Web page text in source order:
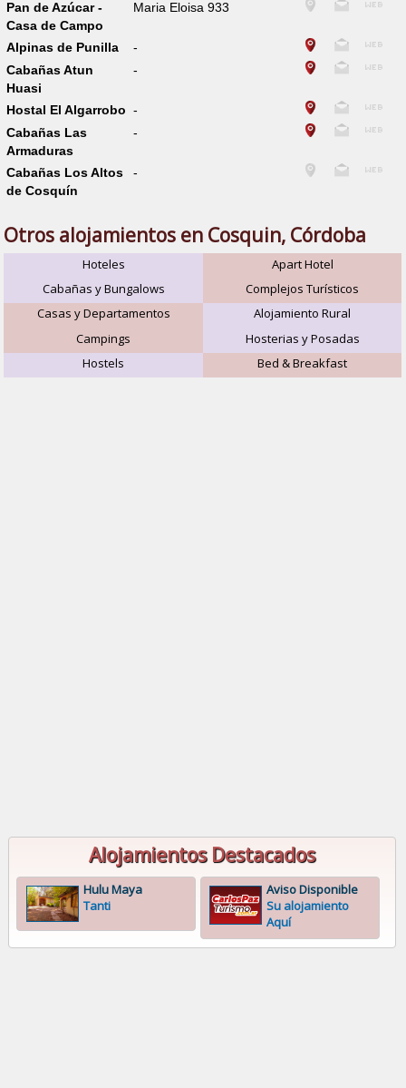
Pan de Azúcar -
Casa de Campo
Maria Eloisa 933
Alpinas de Punilla
-
Cabañas Atun
Huasi
-
Hostal El Algarrobo -
Cabañas Las
Armaduras
-
Cabañas Los Altos
de Cosquín
-
Otros alojamientos en Cosquin, Córdoba
Hoteles
Apart Hotel
Cabañas y Bungalows
Complejos Turísticos
Casas y Departamentos
Alojamiento Rural
Campings
Hosterias y Posadas
Hostels
Bed & Breakfast
Alojamientos Destacados
Hulu Maya
Tanti
Aviso Disponible
Su alojamiento
Aquí